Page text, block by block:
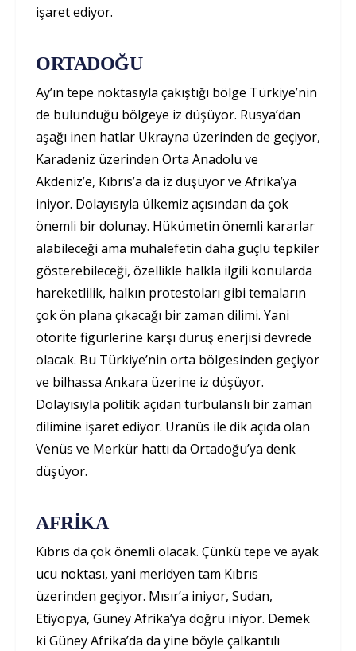
işaret ediyor.
ORTADOĞU
Ay’ın tepe noktasıyla çakıştığı bölge Türkiye’nin
de bulunduğu bölgeye iz düşüyor. Rusya’dan
aşağı inen hatlar Ukrayna üzerinden de geçiyor,
Karadeniz üzerinden Orta Anadolu ve
Akdeniz’e, Kıbrıs’a da iz düşüyor ve Afrika’ya
iniyor. Dolayısıyla ülkemiz açısından da çok
önemli bir dolunay. Hükümetin önemli kararlar
alabileceği ama muhalefetin daha güçlü tepkiler
gösterebileceği, özellikle halkla ilgili konularda
hareketlilik, halkın protestoları gibi temaların
çok ön plana çıkacağı bir zaman dilimi. Yani
otorite figürlerine karşı duruş enerjisi devrede
olacak. Bu Türkiye’nin orta bölgesinden geçiyor
ve bilhassa Ankara üzerine iz düşüyor.
Dolayısıyla politik açıdan türbülanslı bir zaman
dilimine işaret ediyor. Uranüs ile dik açıda olan
Venüs ve Merkür hattı da Ortadoğu’ya denk
düşüyor.
AFRİKA
Kıbrıs da çok önemli olacak. Çünkü tepe ve ayak
ucu noktası, yani meridyen tam Kıbrıs
üzerinden geçiyor. Mısır’a iniyor, Sudan,
Etiyopya, Güney Afrika’ya doğru iniyor. Demek
ki Güney Afrika’da da yine böyle çalkantılı